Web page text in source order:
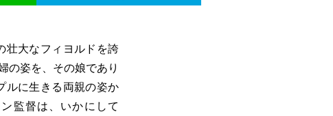
壮大なフィヨルドを誇
の姿を、その娘であり
ルに生きる両親の姿か
監督は、いかにして